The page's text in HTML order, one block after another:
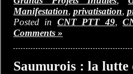
Manifestation, privatisation,
Posted in CNT PTT 49,
Comments »
Saumurois : la lutte